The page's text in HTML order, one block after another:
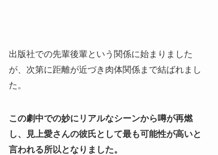
出版社での先輩後輩という関係に始まりました
が、次第に距離が近づき肉体関係まで結ばれまし
た。
この劇中での妙にリアルなシーンから噂が再燃
し、見上愛さんの彼氏として最も可能性が高いと
言われる所以となりました。